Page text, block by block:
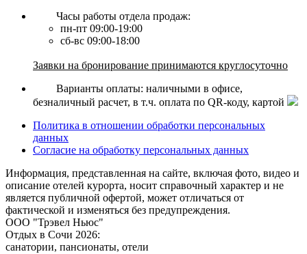
Часы работы отдела продаж:
пн-пт 09:00-19:00
сб-вс 09:00-18:00
Заявки на бронирование принимаются круглосуточно
Варианты оплаты: наличными в офисе,
безналичный расчет, в т.ч. оплата по QR-коду, картой
Политика в отношении обработки персональных
данных
Согласие на обработку персональных данных
Информация, представленная на сайте, включая фото, видео и
описание отелей курорта, носит справочный характер и не
является публичной офертой, может отличаться от
фактической и изменяться без предупреждения.
ООО "Трэвел Ньюс"
Отдых в Сочи 2026:
санатории, пансионаты, отели